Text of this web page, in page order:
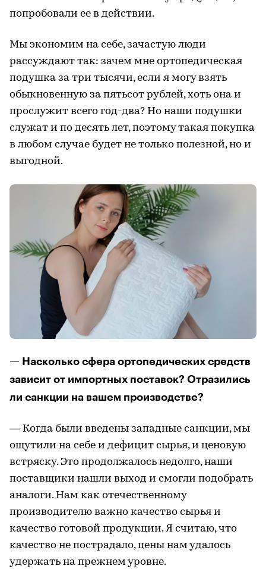
попробовали ее в действии.
Мы экономим на себе, зачастую люди
рассуждают так: зачем мне ортопедическая
подушка за три тысячи, если я могу взять
обыкновенную за пятьсот рублей, хоть она и
прослужит всего год-два? Но наши подушки
служат и по десять лет, поэтому такая покупка
в любом случае будет не только полезной, но и
выгодной.
— Насколько сфера ортопедических средств
зависит от импортных поставок? Отразились
ли санкции на вашем производстве?
— Когда были введены западные санкции, мы
ощутили на себе и дефицит сырья, и ценовую
встряску. Это продолжалось недолго, наши
поставщики нашли выход и смогли подобрать
аналоги. Нам как отечественному
производителю важно качество сырья и
качество готовой продукции. Я считаю, что
качество не пострадало, цены нам удалось
удержать на прежнем уровне.